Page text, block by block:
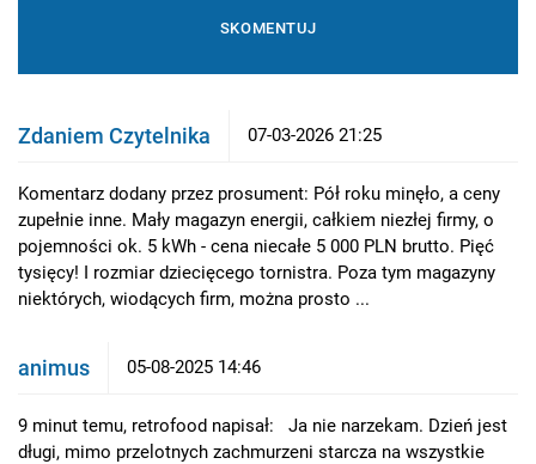
Zdaniem Czytelnika 07-03-2026 21:25
Komentarz dodany przez prosument: Pół roku minęło, a ceny
zupełnie inne. Mały magazyn energii, całkiem niezłej firmy, o
pojemności ok. 5 kWh - cena niecałe 5 000 PLN brutto. Pięć
tysięcy! I rozmiar dziecięcego tornistra. Poza tym magazyny
niektórych, wiodących firm, można prosto ...
animus 05-08-2025 14:46
9 minut temu, retrofood napisał: Ja nie narzekam. Dzień jest
długi, mimo przelotnych zachmurzeni starcza na wszystkie